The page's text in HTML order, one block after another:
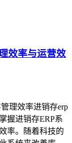
效率与运营效
理效率进销存erp
握进销存ERP系
率。随着科技的